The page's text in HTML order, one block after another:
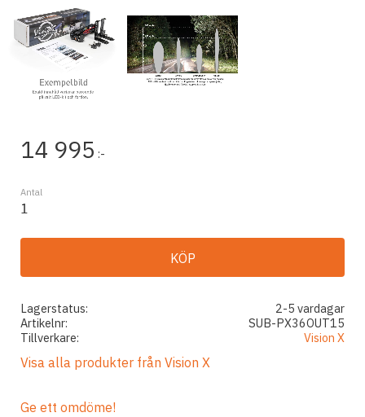
14 995 :-
Antal
KÖP
Lagerstatus
2-5 vardagar
Artikelnr
SUB-PX36OUT15
Tillverkare
Vision X
Visa alla produkter från Vision X
Ge ett omdöme!